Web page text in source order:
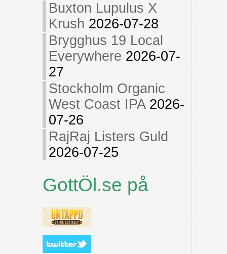
Buxton Lupulus X
Krush 2026-07-28
Brygghus 19 Local
Everywhere 2026-07-
27
Stockholm Organic
West Coast IPA 2026-
07-26
RajRaj Listers Guld
2026-07-25
GottÖl.se på